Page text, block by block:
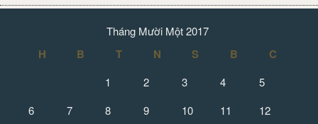
Tháng Mười Một 2017
H B T N S B C
1 2 3 4
5
6
7 8 9 10 11 12